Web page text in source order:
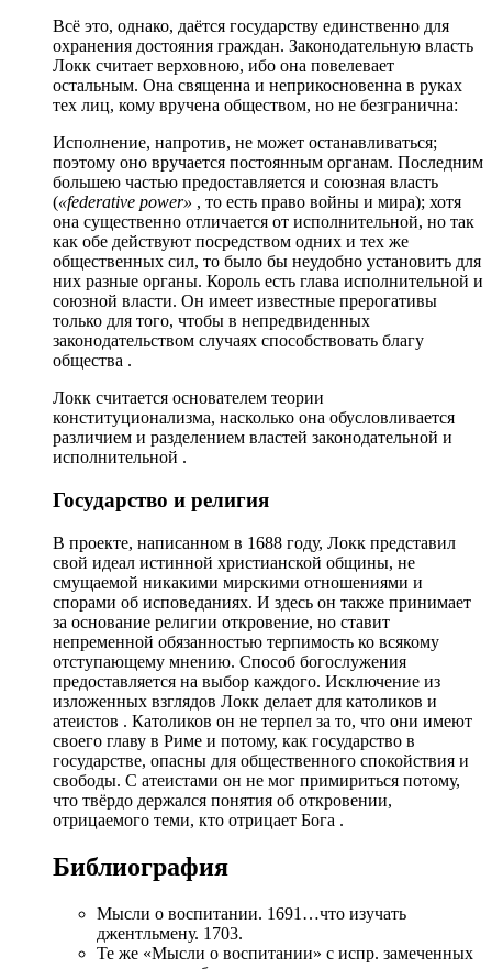
Всё это, однако, даётся государству единственно для
охранения достояния граждан. Законодательную власть
Локк считает верховною, ибо она повелевает
остальным. Она священна и неприкосновенна в руках
тех лиц, кому вручена обществом, но не безгранична:
Исполнение, напротив, не может останавливаться;
поэтому оно вручается постоянным органам. Последним
большею частью предоставляется и союзная власть
(«federative power» , то есть право войны и мира); хотя
она существенно отличается от исполнительной, но так
как обе действуют посредством одних и тех же
общественных сил, то было бы неудобно установить для
них разные органы. Король есть глава исполнительной и
союзной власти. Он имеет известные прерогативы
только для того, чтобы в непредвиденных
законодательством случаях способствовать благу
общества .
Локк считается основателем теории
конституционализма, насколько она обусловливается
различием и разделением властей законодательной и
исполнительной .
Государство и религия
В проекте, написанном в 1688 году, Локк представил
свой идеал истинной христианской общины, не
смущаемой никакими мирскими отношениями и
спорами об исповеданиях. И здесь он также принимает
за основание религии откровение, но ставит
непременной обязанностью терпимость ко всякому
отступающему мнению. Способ богослужения
предоставляется на выбор каждого. Исключение из
изложенных взглядов Локк делает для католиков и
атеистов . Католиков он не терпел за то, что они имеют
своего главу в Риме и потому, как государство в
государстве, опасны для общественного спокойствия и
свободы. С атеистами он не мог примириться потому,
что твёрдо держался понятия об откровении,
отрицаемого теми, кто отрицает Бога .
Библиография
Мысли о воспитании. 1691…что изучать
джентльмену. 1703.
Те же «Мысли о воспитании» с испр. замеченных